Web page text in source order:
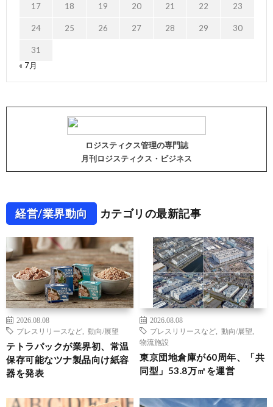
17 18 19 20 21 22 23
24 25 26 27 28 29 30
31
« 7月
ロジスティクス管理の専門誌
月刊ロジスティクス・ビジネス
経営/業界動向 カテゴリの最新記事
2026.08.08
プレスリリースなど
動向/展望
テトラパックが業界初、常温
保存可能なツナ製品向け紙容
器を発表
2026.08.08
プレスリリースなど
動向/展望
物流施設
東京団地倉庫が60周年、「共
同型」53.8万㎡を運営